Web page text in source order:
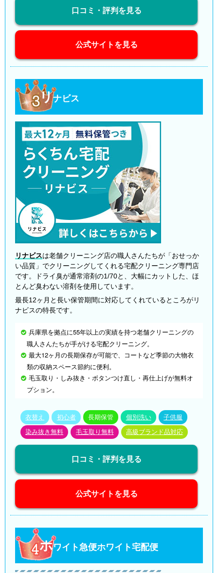
口コミ・評判を見る
公式サイトを見る
リナビス
リナビスは老舗クリーニング店の職人さんたちが「おせっか
い品質」でクリーニングしてくれる宅配クリーニング専門店
です。ドライ臭が通常溶剤の1/70と、大幅にカットした、ほ
とんど臭わない溶剤を使用しています。
最長12ヶ月と長い保管期間に対応してくれているところがリ
ナビスの特長です。
兵庫県を拠点に55年以上の実績を持つ老舗クリーニングの
職人さんたちが手がける宅配クリーニング。
最大12ヶ月の長期保存が可能で、コートなど季節の大物衣
類の収納スペース節約に便利。
毛玉取り・しみ抜き・ボタンつけ直し・再仕上げが無料オ
プション。
衣替え 初心者 長期保管 個別洗い 子供服
染み抜き無料 毛玉取り無料 高級ブランド品対応
口コミ・評判を見る
公式サイトを見る
ホワイト急便ホワイト宅配便